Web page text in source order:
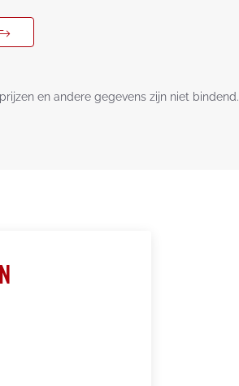
en andere gegevens zijn niet bindend.